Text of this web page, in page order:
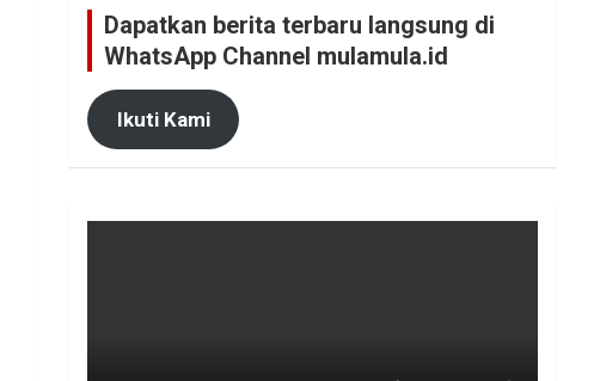
Dapatkan berita terbaru langsung di
WhatsApp Channel mulamula.id
Ikuti Kami